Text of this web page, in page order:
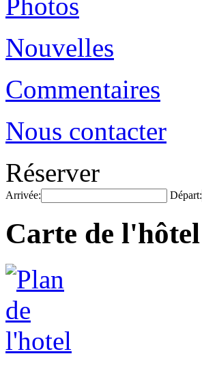
Nouvelles
Commentaires
Nous contacter
Réserver
Arrivée: Départ:
Carte de l'hôtel